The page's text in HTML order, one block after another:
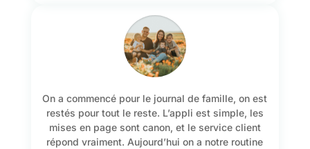
On a commencé pour le journal de famille, on est
restés pour tout le reste. L’appli est simple, les
mises en page sont canon, et le service client
répond vraiment. Aujourd’hui on a notre routine